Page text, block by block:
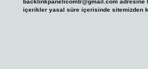
backlinkpanelicomtr@gmail.comadresine
içerikler yasal süre içerisinde sitemizden